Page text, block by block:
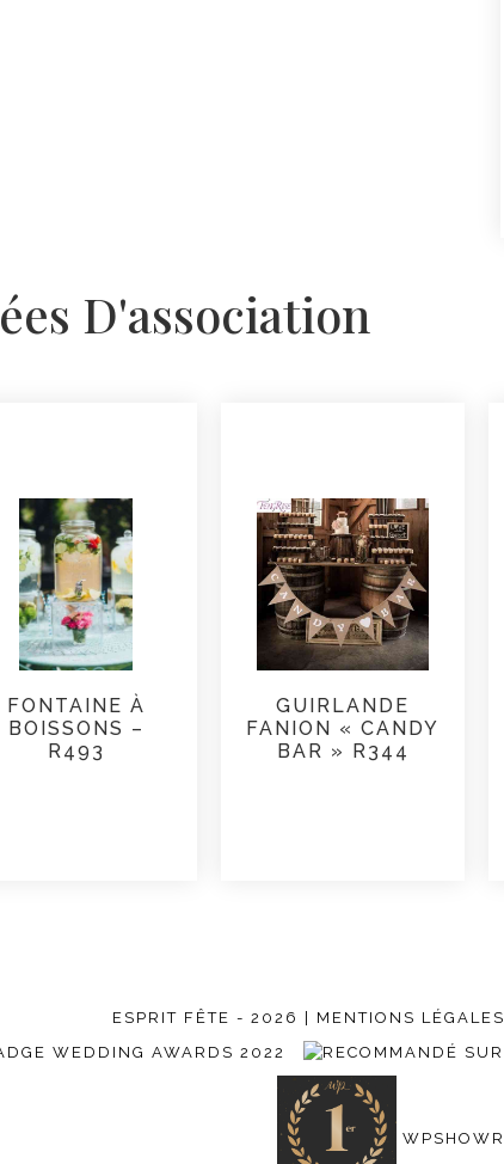
D'association
FONTAINE À
BOISSONS –
R493
GUIRLANDE
FANION « CANDY
BAR » R344
ESPRIT FÊTE - 2026 | MENTIONS LÉGALES